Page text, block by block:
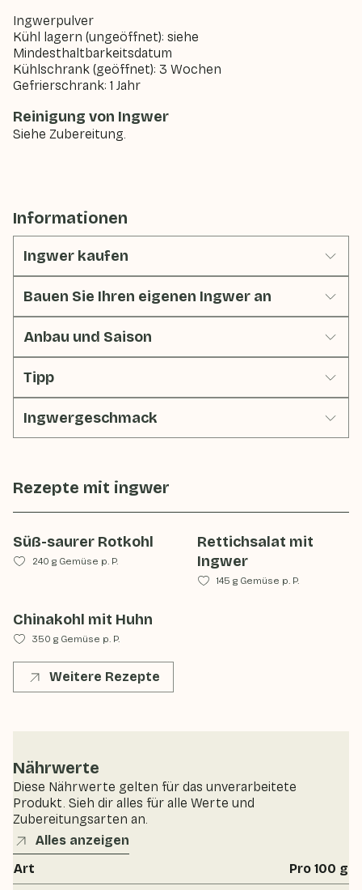
Ingwerpulver
Kühl lagern (ungeöffnet): siehe
Mindesthaltbarkeitsdatum
Kühlschrank (geöffnet): 3 Wochen
Gefrierschrank: 1 Jahr
Reinigung von Ingwer
Siehe Zubereitung.
Informationen
Ingwer kaufen
Bauen Sie Ihren eigenen Ingwer an
Anbau und Saison
Tipp
Ingwergeschmack
Rezepte mit ingwer
Süß-saurer Rotkohl
240 g Gemüse p. P.
Rettichsalat mit
Ingwer
145 g Gemüse p. P.
Chinakohl mit Huhn
350 g Gemüse p. P.
Weitere Rezepte
Nährwerte
Diese Nährwerte gelten für das unverarbeitete
Produkt. Sieh dir alles für alle Werte und
Zubereitungsarten an.
Alles anzeigen
Art
Pro 100 g